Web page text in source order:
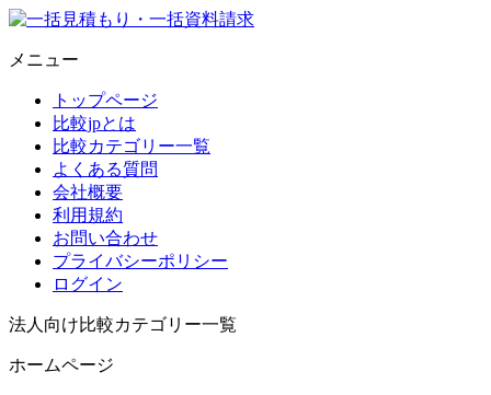
メニュー
トップページ
比較jpとは
比較カテゴリー一覧
よくある質問
会社概要
利用規約
お問い合わせ
プライバシーポリシー
ログイン
法人向け比較カテゴリー一覧
ホームページ